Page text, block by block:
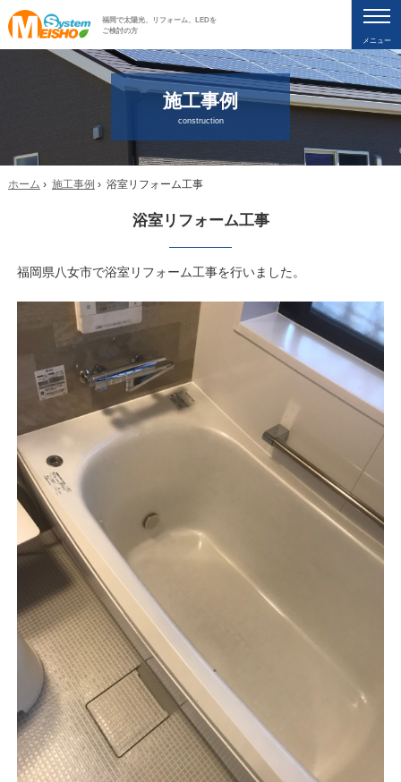
福岡で太陽光、リフォーム、LEDを
ご検討の方
メニュー
施工事例
construction
ホーム › 施工事例 › 浴室リフォーム工事
浴室リフォーム工事
福岡県八女市で浴室リフォーム工事を行いました。